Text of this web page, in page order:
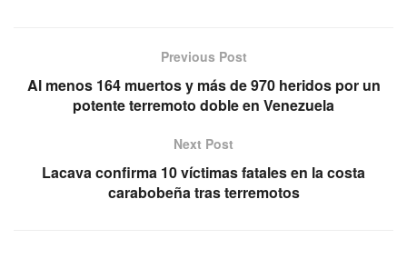
Previous Post
Al menos 164 muertos y más de 970 heridos por un
potente terremoto doble en Venezuela
Next Post
Lacava confirma 10 víctimas fatales en la costa
carabobeña tras terremotos